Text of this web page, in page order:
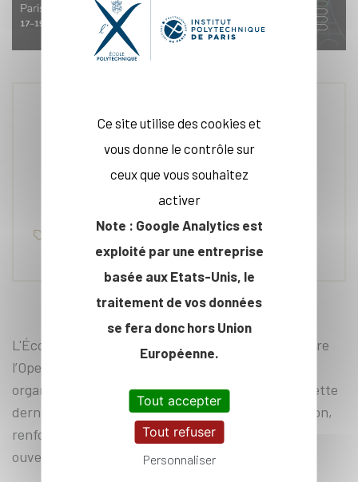
29 oct. 2025
Campus
L'École polytechnique a accueilli du 17 au 19 octobre
l’OpenIfra Summit Europe 2025, premier sommet
organisé par l’OpenInfra Foundation depuis que cette
dernière a officiellement rejoint la Linux Foundation,
renforçant la collaboration entre les technologies
ouvertes les plus déployées dans le monde.
Ce site utilise des cookies et
vous donne le contrôle sur
ceux que vous souhaitez
activer
Note : Google Analytics est
exploité par une entreprise
basée aux Etats-Unis, le
traitement de vos données
se fera donc hors Union
Européenne.
Tout accepter
Tout refuser
Personnaliser